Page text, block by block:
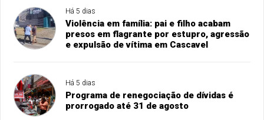
Há 5 dias
Violência em família: pai e filho acabam
presos em flagrante por estupro, agressão
e expulsão de vítima em Cascavel
Há 5 dias
Programa de renegociação de dívidas é
prorrogado até 31 de agosto